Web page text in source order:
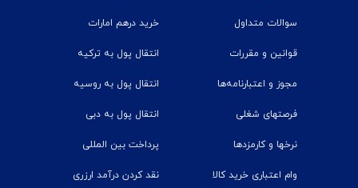
سوالات متداول
قوانین و مقررات
مجوز و اعتبارنامه‌ها
فرصتهای شغلی
نرخ‎ها و کارمزدها
وام اعتباری خرید کالا
خرید درهم امارات
انتقال پول به ترکیه
انتقال پول به روسیه
انتقال پول به دبی
پرداخت بین المللی
نقد کردن درآمد ارزری